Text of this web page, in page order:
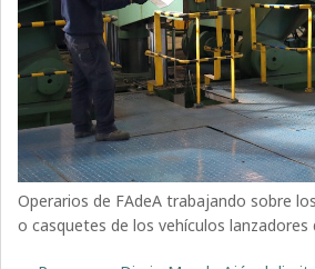
Operarios de FAdeA trabajando sobre
o casquetes de los vehículos lanzadores